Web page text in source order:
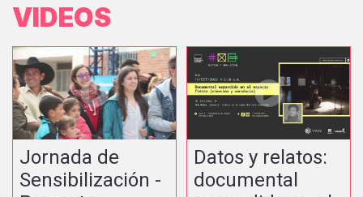
VIDEOS
Jornada de
Sensibilización -
Datos y relatos:
documental